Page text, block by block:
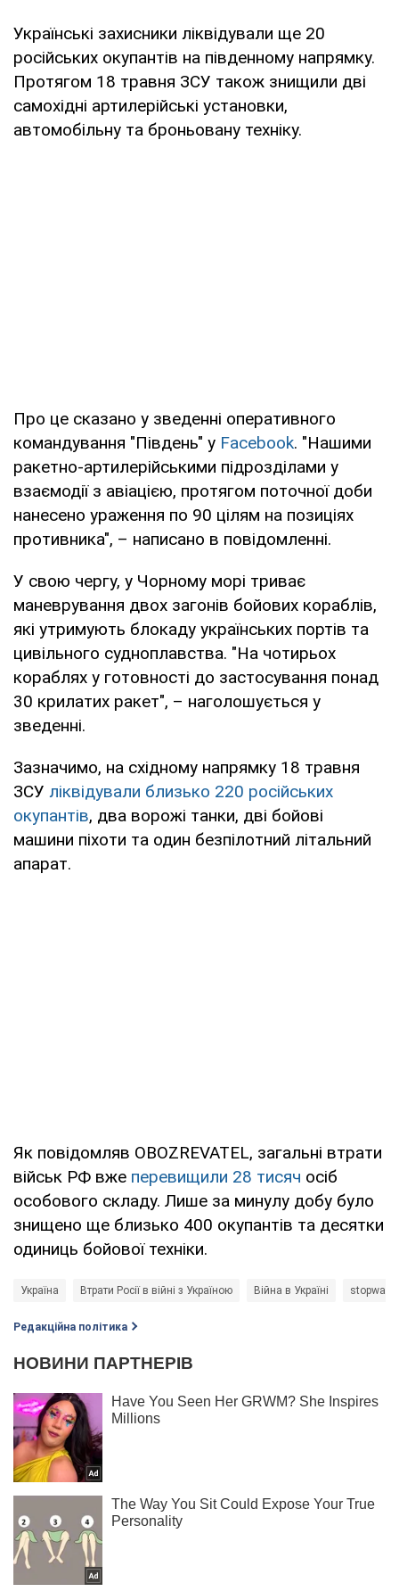
Українські захисники ліквідували ще 20
російських окупантів на південному напрямку.
Протягом 18 травня ЗСУ також знищили дві
самохідні артилерійські установки,
автомобільну та броньовану техніку.
Про це сказано у зведенні оперативного
командування "Південь" у Facebook. "Нашими
ракетно-артилерійськими підрозділами у
взаємодії з авіацією, протягом поточної доби
нанесено ураження по 90 цілям на позиціях
противника", – написано в повідомленні.
У свою чергу, у Чорному морі триває
маневрування двох загонів бойових кораблів,
які утримують блокаду українських портів та
цивільного судноплавства. "На чотирьох
кораблях у готовності до застосування понад
30 крилатих ракет", – наголошується у
зведенні.
Зазначимо, на східному напрямку 18 травня
ЗСУ ліквідували близько 220 російських
окупантів, два ворожі танки, дві бойові
машини піхоти та один безпілотний літальний
апарат.
Як повідомляв OBOZREVATEL, загальні втрати
військ РФ вже перевищили 28 тисяч осіб
особового складу. Лише за минулу добу було
знищено ще близько 400 окупантів та десятки
одиниць бойової техніки.
Україна Втрати Росії в війні з Україною Війна в Україні stopwar
Редакційна політика